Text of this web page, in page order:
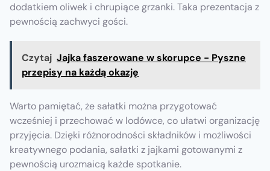
dodatkiem oliwek i chrupiące grzanki. Taka prezentacja z
pewnością zachwyci gości.
Czytaj Jajka faszerowane w skorupce - Pyszne
przepisy na każdą okazję
Warto pamiętać, że sałatki można przygotować
wcześniej i przechować w lodówce, co ułatwi organizację
przyjęcia. Dzięki różnorodności składników i możliwości
kreatywnego podania, sałatki z jajkami gotowanymi z
pewnością urozmaicą każde spotkanie.